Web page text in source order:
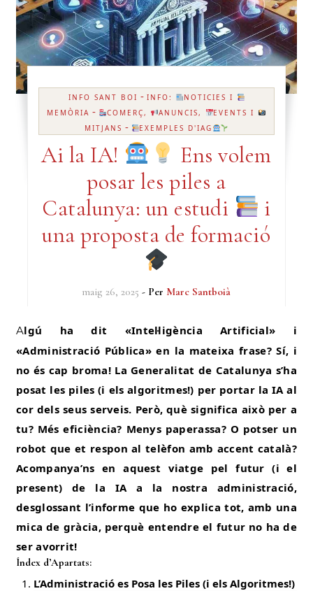
INFO SANT BOI - INFO:
NOTICIES I
MEMÒRIA - COMERÇ, ANUNCIS,
EVENTS I
MITJANS - EXEMPLES D'IAG
Ai la IA!
Ens volem
posar les piles a
Catalunya: un estudi
i
una proposta de formació
maig 26, 2025 - Per Marc Santboià
Algú ha dit «Intel·ligència Artificial» i
«Administració Pública» en la mateixa frase? Sí, i
no és cap broma! La Generalitat de Catalunya s’ha
posat les piles (i els algoritmes!) per portar la IA al
cor dels seus serveis. Però, què significa això per a
tu? Més eficiència? Menys paperassa? O potser un
robot que et respon al telèfon amb accent català?
Acompanya’ns en aquest viatge pel futur (i el
present) de la IA a la nostra administració,
desglossant l’informe que ho explica tot, amb una
mica de gràcia, perquè entendre el futur no ha de
ser avorrit!
Índex d’Apartats:
L’Administració es Posa les Piles (i els Algoritmes!)